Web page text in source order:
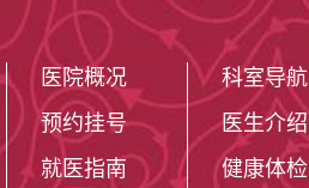
医院概况
预约挂号
就医指南
科室导航
医生介绍
健康体检